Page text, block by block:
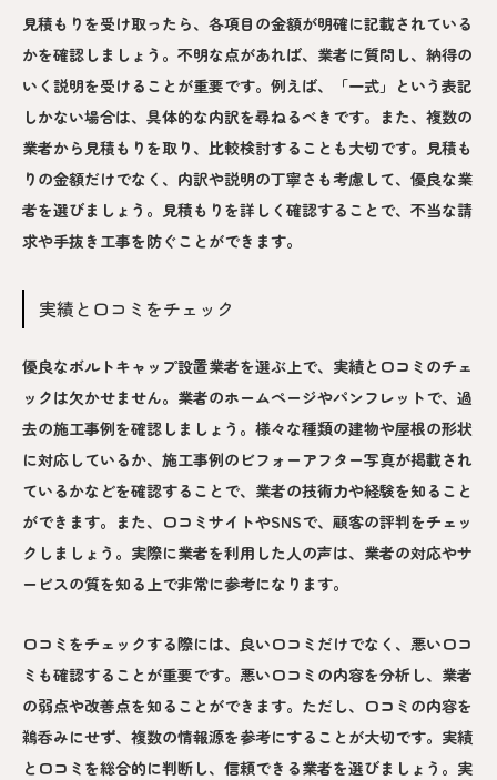
見積もりを受け取ったら、各項目の金額が明確に記載されている
かを確認しましょう。不明な点があれば、業者に質問し、納得の
いく説明を受けることが重要です。例えば、「一式」という表記
しかない場合は、具体的な内訳を尋ねるべきです。また、複数の
業者から見積もりを取り、比較検討することも大切です。見積も
りの金額だけでなく、内訳や説明の丁寧さも考慮して、優良な業
者を選びましょう。見積もりを詳しく確認することで、不当な請
求や手抜き工事を防ぐことができます。
実績と口コミをチェック
優良なボルトキャップ設置業者を選ぶ上で、実績と口コミのチェ
ックは欠かせません。業者のホームページやパンフレットで、過
去の施工事例を確認しましょう。様々な種類の建物や屋根の形状
に対応しているか、施工事例のビフォーアフター写真が掲載され
ているかなどを確認することで、業者の技術力や経験を知ること
ができます。また、口コミサイトやSNSで、顧客の評判をチェッ
クしましょう。実際に業者を利用した人の声は、業者の対応やサ
ービスの質を知る上で非常に参考になります。
口コミをチェックする際には、良い口コミだけでなく、悪い口コ
ミも確認することが重要です。悪い口コミの内容を分析し、業者
の弱点や改善点を知ることができます。ただし、口コミの内容を
鵜呑みにせず、複数の情報源を参考にすることが大切です。実績
と口コミを総合的に判断し、信頼できる業者を選びましょう。実